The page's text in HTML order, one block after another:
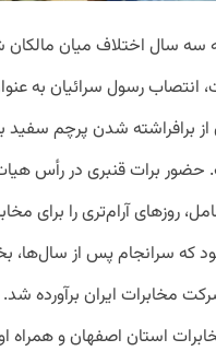
سه سال اختلاف میان مالکان
انتصاب رسول سرائیان به
برافراشته شدن پرچم سفید
حضور برات قنبری در رأس
روزهای آرام‌تری را برای
که سرانجام پس از سال‌ها،
مخابرات ایران برآورده
استان اصفهان و همراه